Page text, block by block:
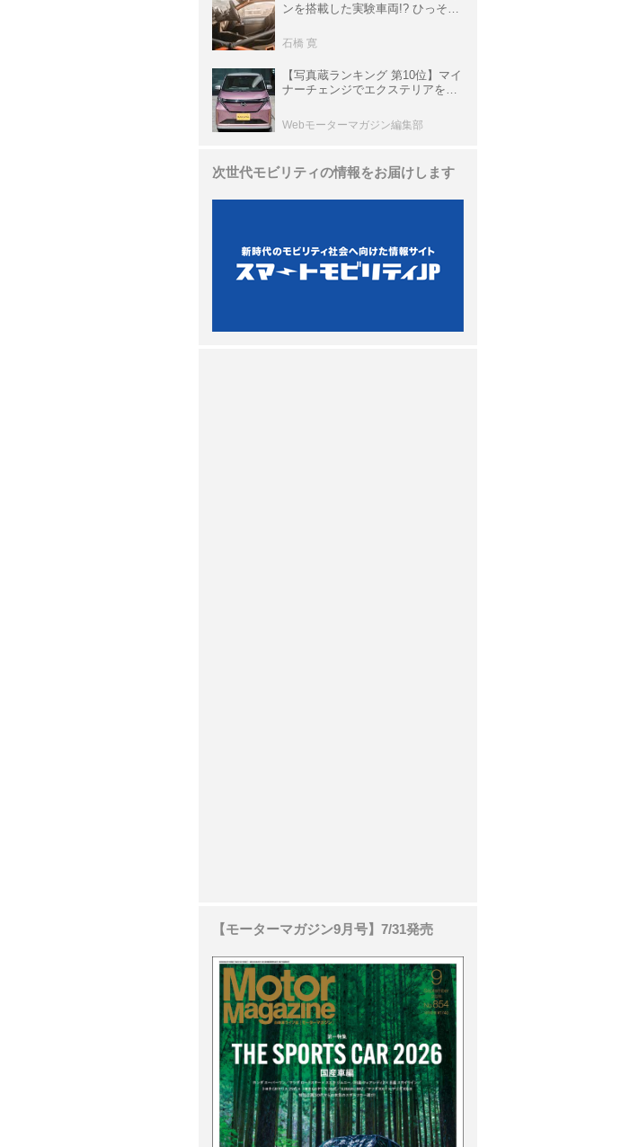
ンを搭載した実験車両!? ひっそり
P900 プロトタイプ」とは
石橋 寛
【写真蔵ランキング 第10位】マイ
ナーチェンジでエクステリアを刷
クラ」
Webモーターマガジン編集部
次世代モビリティの情報をお届けします
【モーターマガジン9月号】7/31発売